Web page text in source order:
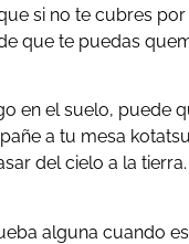
si no te cubres por
que te puedas
en el suelo, puede
a tu mesa
del cielo a la tierra.
alguna cuando